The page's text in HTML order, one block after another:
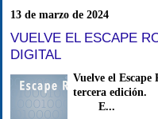
13 de marzo de 2024
VUELVE EL ESCAPE
DIGITAL
Vuelve el
E...